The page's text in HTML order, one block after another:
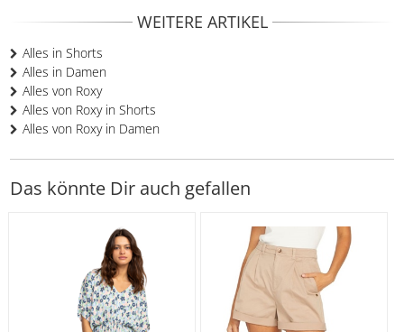
WEITERE ARTIKEL
Alles in Shorts
Alles in Damen
Alles von Roxy
Alles von Roxy in Shorts
Alles von Roxy in Damen
Das könnte Dir auch gefallen